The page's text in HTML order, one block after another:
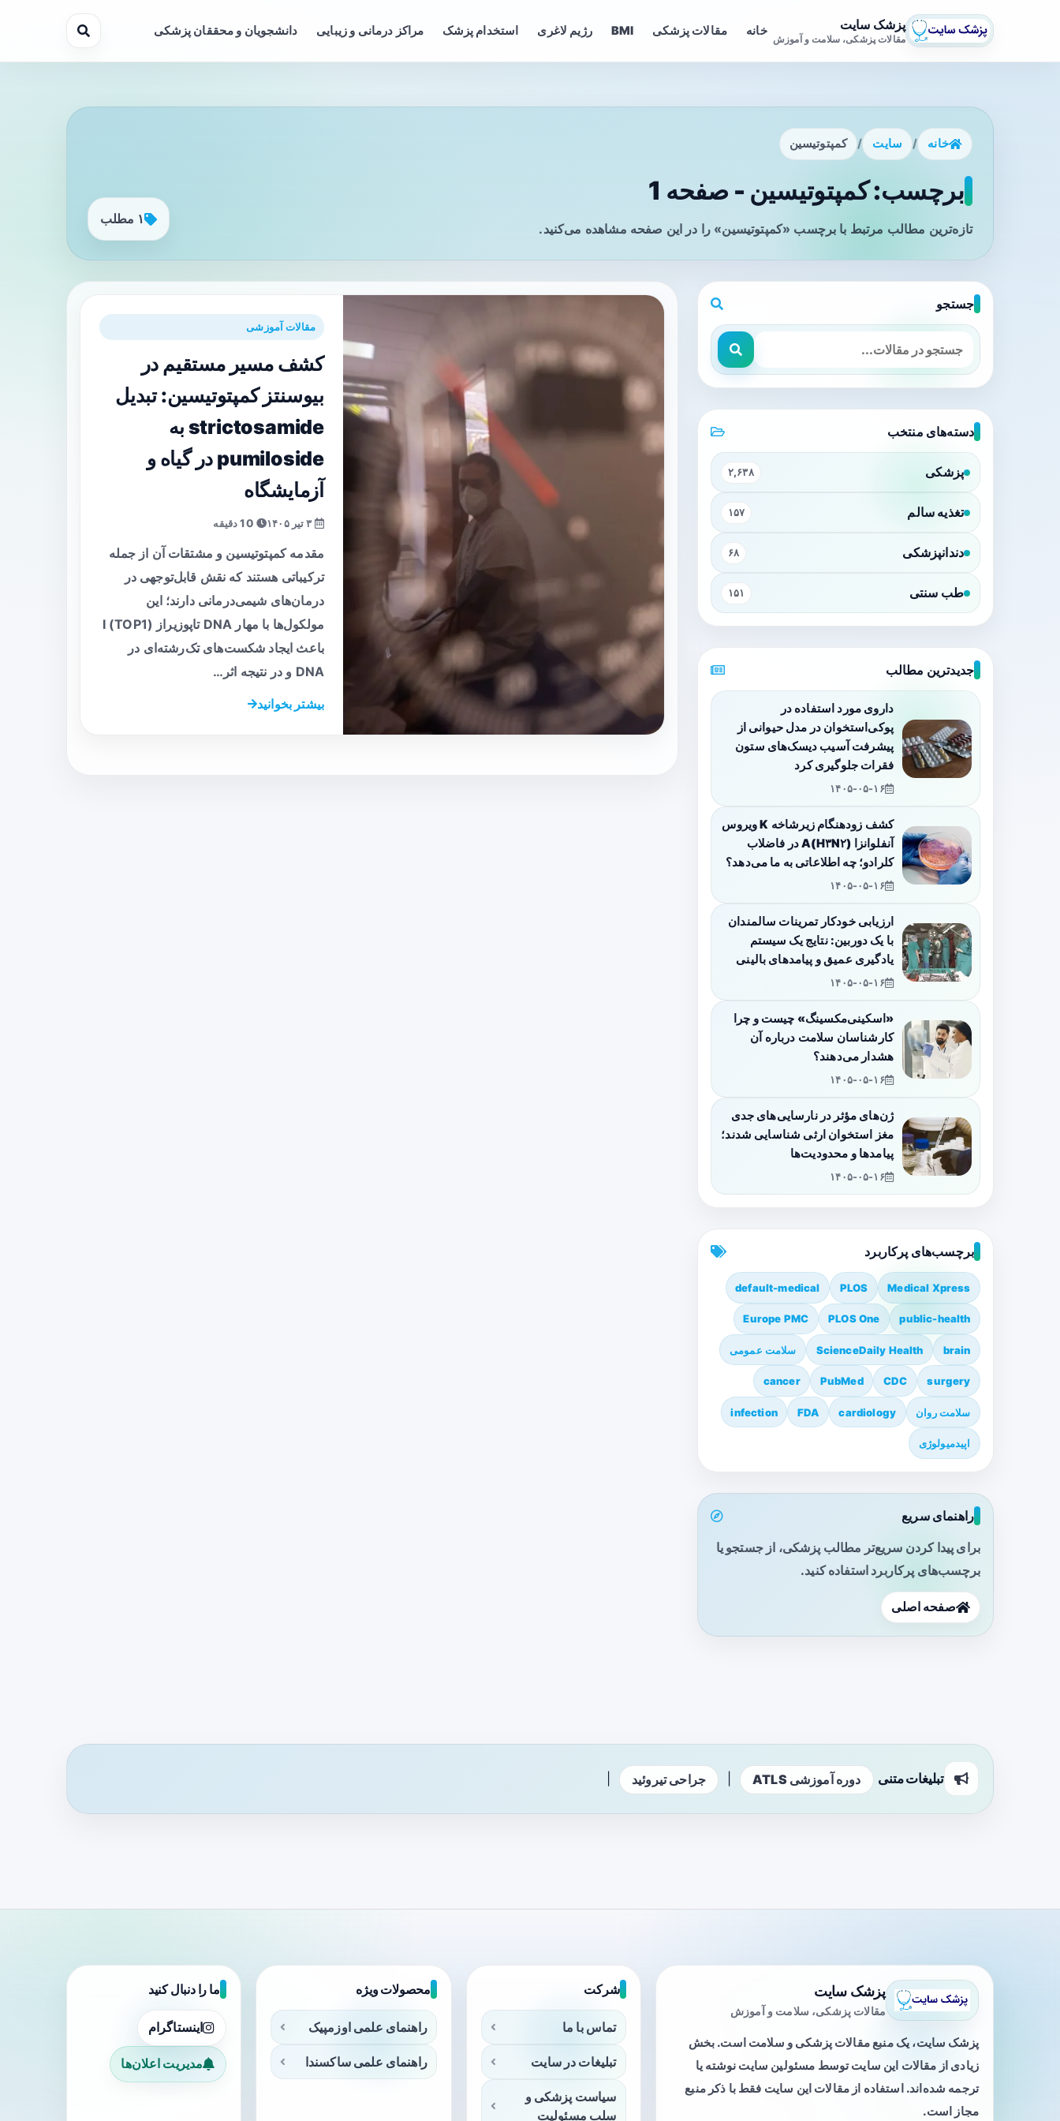
پزشک سایت
مقالات پزشکی، سلامت و آموزش
خانه مقالات پزشکی BMI رژیم لاغری استخدام پزشک مراکز درمانی و زیبایی دانشجویان و محققان پزشکی
خانه / سایت / کمپتوتیسین
برچسب: کمپتوتیسین - صفحه 1
تازه‌ترین مطالب مرتبط با برچسب «کمپتوتیسین» را در این صفحه مشاهده می‌کنید.
۱ مطلب
مقالات آموزشی
کشف مسیر مستقیم در
بیوسنتز کمپتوتیسین: تبدیل
strictosamide به
pumiloside در گیاه و
آزمایشگاه
مقدمه کمپتوتیسین و مشتقات آن از جمله
ترکیباتی هستند که نقش قابل‌توجهی در
درمان‌های شیمی‌درمانی دارند؛ این
مولکول‌ها با مهار DNA تاپوزیراز I (TOP1)
باعث ایجاد شکست‌های تک‌رشته‌ای در
DNA و در نتیجه اثر…
بیشتر بخوانید
جستجو
دسته‌های منتخب
پزشکی ۲,۶۳۸
تغذیه سالم ۱۵۷
دندانپزشکی ۶۸
طب سنتی ۱۵۱
جدیدترین مطالب
داروی مورد استفاده در
پوکی‌استخوان در مدل حیوانی از
پیشرفت آسیب دیسک‌های ستون
فقرات جلوگیری کرد
۱۴۰۵-۰۵-۱۶
کشف زودهنگام زیرشاخه K ویروس
آنفلوانزا A(H۳N۲) در فاضلاب
کلرادو؛ چه اطلاعاتی به ما می‌دهد؟
۱۴۰۵-۰۵-۱۶
ارزیابی خودکار تمرینات سالمندان
با یک دوربین: نتایج یک سیستم
یادگیری عمیق و پیامدهای بالینی
۱۴۰۵-۰۵-۱۶
«اسکینی‌مکسینگ» چیست و چرا
کارشناسان سلامت درباره آن
هشدار می‌دهند؟
۱۴۰۵-۰۵-۱۶
ژن‌های مؤثر در نارسایی‌های جدی
مغز استخوان ارثی شناسایی شدند؛
پیامدها و محدودیت‌ها
۱۴۰۵-۰۵-۱۶
برچسب‌های پرکاربرد
Medical Xpress
PLOS
default-medical
public-health
PLOS One
Europe PMC
brain
ScienceDaily Health سلامت عمومی
surgery
CDC
PubMed
cancer
سلامت روان cardiology
FDA
infection
اپیدمیولوژی
راهنمای سریع
برای پیدا کردن سریع‌تر مطالب پزشکی، از جستجو یا
برچسب‌های پرکاربرد استفاده کنید.
صفحه اصلی
تبلیغات متنی دوره آموزشی ATLS جراحی تیروئید
پزشک سایت
مقالات پزشکی، سلامت و آموزش
پزشک سایت، یک منبع مقالات پزشکی و سلامت است. بخش
زیادی از مقالات این سایت توسط مسئولین سایت نوشته یا
ترجمه شده‌اند. استفاده از مقالات این سایت فقط با ذکر منبع
مجاز است.
شرکت
تماس با ما
تبلیغات در سایت
سیاست پزشکی و
سلب مسئولیت
محصولات ویژه
راهنمای علمی اوزمپیک
راهنمای علمی ساکسندا
ما را دنبال کنید
اینستاگرام
مدیریت اعلان‌ها